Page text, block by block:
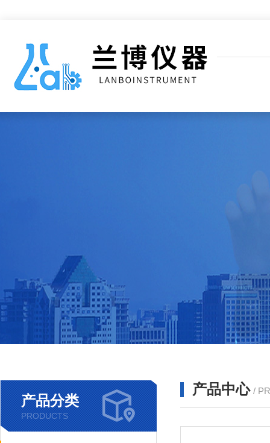
产品分类
PRODUCTS
产品中心 /